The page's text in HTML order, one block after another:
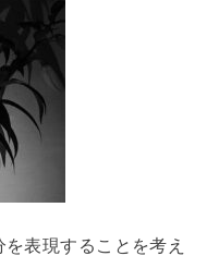
表現することを考え